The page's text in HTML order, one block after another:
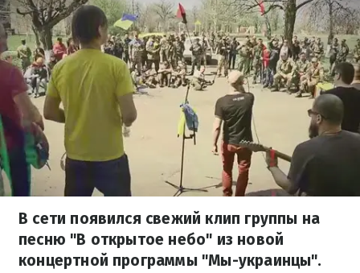
В сети появился свежий клип группы на
песню "В открытое небо" из новой
концертной программы "Мы-украинцы".